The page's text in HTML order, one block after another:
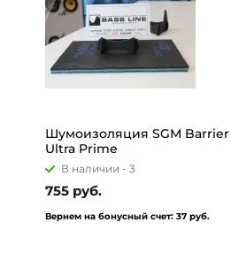
Шумоизоляция SGM Barrier
Ultra Prime
В наличии - 3
755 руб.
Вернем на бонусный счет: 37 руб.